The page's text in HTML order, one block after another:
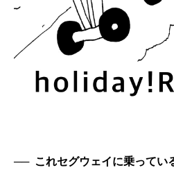
── これセグウェイに乗ってい